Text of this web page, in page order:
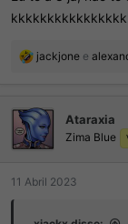
R
ç
õ
e
s
jackjone e
Ataraxia
Zima Blue
11 Abril 2023